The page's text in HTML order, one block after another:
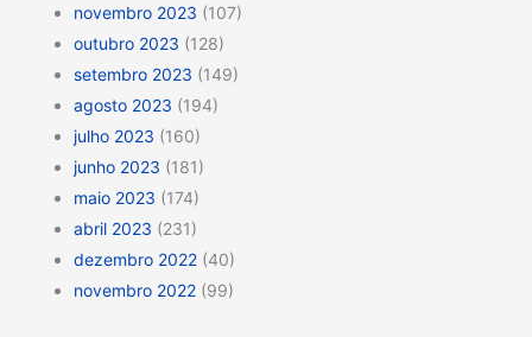
novembro 2023 (107)
outubro 2023 (128)
setembro 2023 (149)
agosto 2023 (194)
julho 2023 (160)
junho 2023 (181)
maio 2023 (174)
abril 2023 (231)
dezembro 2022 (40)
novembro 2022 (99)